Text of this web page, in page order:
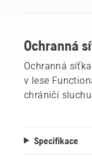
Ochranná
Ochranná
v lese
chrániči
Specifikace